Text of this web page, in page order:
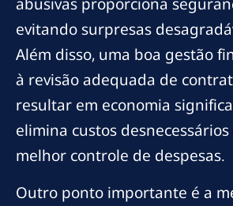
evitando surpresas
Além disso, uma boa gestão
à revisão adequada de
resultar em economia
elimina custos
melhor controle de despesas.
Outro ponto importante é a